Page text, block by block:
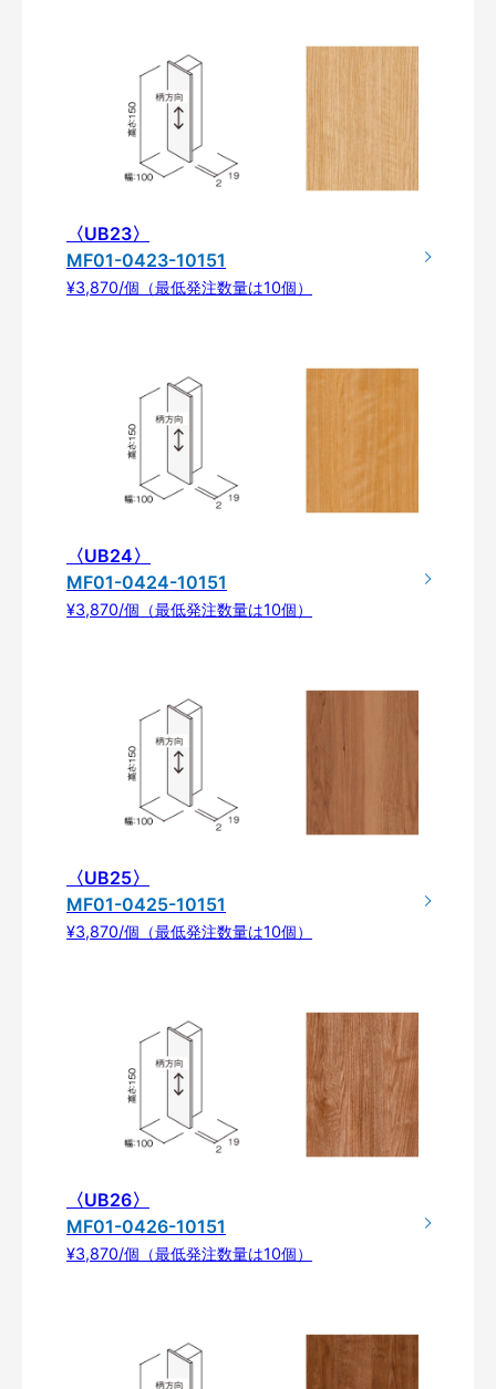
〈UB23〉
MF01-0423-10151
¥3,870/個（最低発注数量は10個）
〈UB24〉
MF01-0424-10151
¥3,870/個（最低発注数量は10個）
〈UB25〉
MF01-0425-10151
¥3,870/個（最低発注数量は10個）
〈UB26〉
MF01-0426-10151
¥3,870/個（最低発注数量は10個）